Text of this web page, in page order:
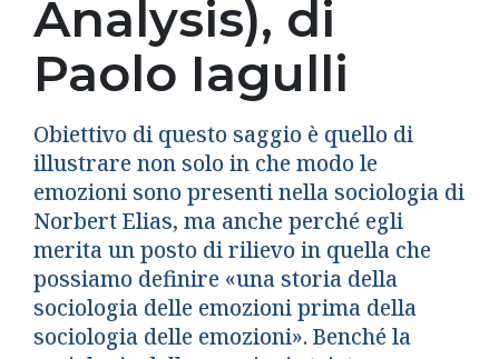
Analysis), di
Paolo Iagulli
Obiettivo di questo saggio è quello di
illustrare non solo in che modo le
emozioni sono presenti nella sociologia di
Norbert Elias, ma anche perché egli
merita un posto di rilievo in quella che
possiamo definire «una storia della
sociologia delle emozioni prima della
sociologia delle emozioni». Benché la